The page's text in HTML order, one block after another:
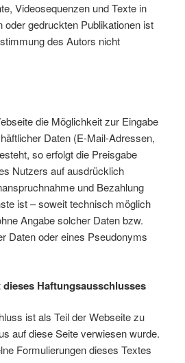
Videosequenzen und Texte in
oder gedruckten Publikationen ist
des Autors nicht
die Möglichkeit zur Eingabe
Daten (E-Mail-Adressen,
so erfolgt die Preisgabe
Nutzers auf ausdrücklich
und Bezahlung
ist – soweit technisch möglich
Angabe solcher Daten bzw.
Daten oder eines Pseudonyms
Haftungsausschlusses
ist als Teil der Webseite zu
auf diese Seite verwiesen wurde.
Formulierungen dieses Textes